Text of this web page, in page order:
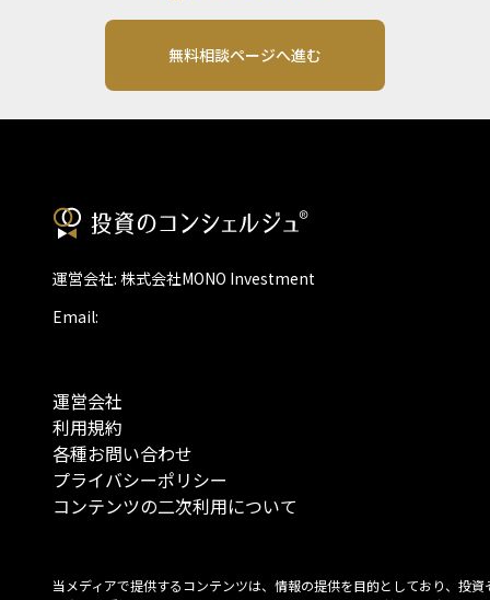
無料相談ページへ進む
運営会社: 株式会社MONO Investment
Email:
運営会社
利用規約
各種お問い合わせ
プライバシーポリシー
コンテンツの二次利用について
当メディアで提供するコンテンツは、情報の提供を目的としており、投資